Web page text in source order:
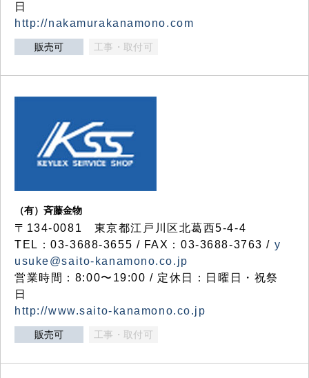
日
http://nakamurakanamono.com
販売可 工事・取付可
（有）斉藤金物
〒134-0081 東京都江戸川区北葛西5-4-4
TEL：03-3688-3655 / FAX：03-3688-3763 / y
usuke@saito-kanamono.co.jp
営業時間：8:00〜19:00 / 定休日：日曜日・祝祭
日
http://www.saito-kanamono.co.jp
販売可 工事・取付可